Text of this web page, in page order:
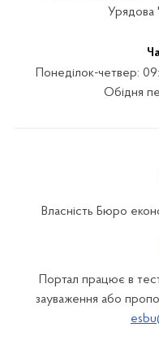
Урядова
Понеділок-четвер:
Обідня
Власність Бюро
Портал працює в
зауваження або